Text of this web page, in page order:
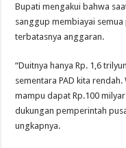
Bupati mengakui bahwa
sanggup membiayai
terbatasnya anggaran.
“Duitnya hanya Rp. 1,6
sementara PAD kita
mampu dapat Rp.100
dukungan pemperintah
ungkapnya.